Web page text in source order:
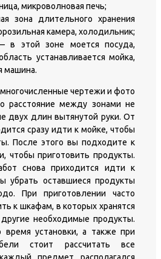
микроволновая печь;
зона длительного хранения
камера, холодильник;
в этой зоне моется посуда,
устанавливается мойка,
машина.
чертежи и фото
расстояние между зонами не
двух длин вытянутой руки. От
сразу идти к мойке, чтобы
После этого вы подходите к
чтобы приготовить продукты.
снова приходится идти к
убрать оставшиеся продукты
При приготовлении часто
к шкафам, в которых хранятся
необходимые продукты.
установки, а также при
стоит рассчитать все